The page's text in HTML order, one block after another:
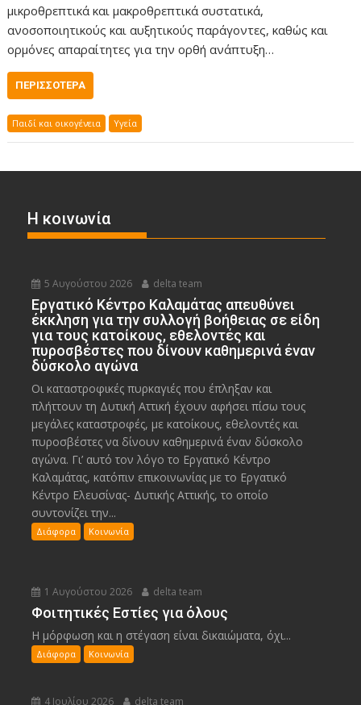
μικροθρεπτικά και μακροθρεπτικά συστατικά,
ανοσοποιητικούς και αυξητικούς παράγοντες, καθώς και
ορμόνες απαραίτητες για την ορθή ανάπτυξη…
ΠΕΡΙΣΣΌΤΕΡΑ
Παιδί και οικογένεια Υγεία
Η κοινωνία
5 Αυγούστου 2026 delta team
Εργατικό Κέντρο Καλαμάτας απευθύνει
έκκληση για την συλλογή βοήθειας σε είδη
για τους κατοίκους, εθελοντές και
πυροσβέστες που δίνουν καθημερινά έναν
δύσκολο αγώνα
Οι καταστροφικές πυρκαγιές που έπληξαν και
πλήττουν τη Δυτική Αττική έχουν αφήσει πίσω τους
μεγάλες καταστροφές, με κατοίκους, εθελοντές και
πυροσβέστες να δίνουν καθημερινά έναν δύσκολο
αγώνα. Γι’ αυτό τον λόγο το Εργατικό Κέντρο
Καλαμάτας, κατόπιν επικοινωνίας με το Εργατικό
Κέντρο Ελευσίνας- Δυτικής Αττικής, το οποίο
συντονίζει την...
Διάφορα Κοινωνία
1 Αυγούστου 2026 delta team
Φοιτητικές Εστίες για όλους
Η μόρφωση και η στέγαση είναι δικαιώματα, όχι...
Διάφορα Κοινωνία
4 Ιουλίου 2026 delta team